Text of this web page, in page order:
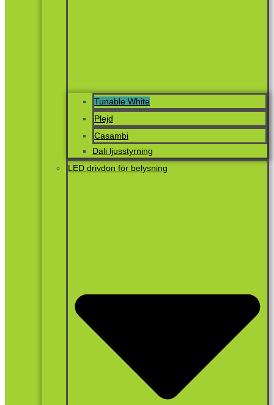
Tunable White
Plejd
Casambi
Dali ljusstyrning
LED drivdon för belysning